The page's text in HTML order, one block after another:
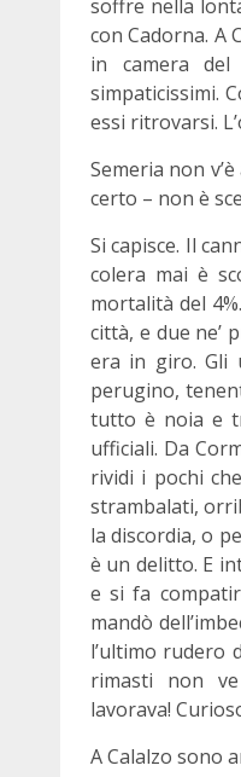
soffre nella
con Cadorna. A
in camera
simpaticissimi.
essi ritrovarsi.
Semeria non
certo – non è
Si capisce. Il
colera mai è
mortalità del
città, e due ne’
era in giro. Gli
perugino,
tutto è noia e
ufficiali. Da
rividi i pochi
strambalati,
la discordia, o
è un delitto. E
e si fa
mandò
l’ultimo rudero
rimasti non
lavorava!
A Calalzo sono